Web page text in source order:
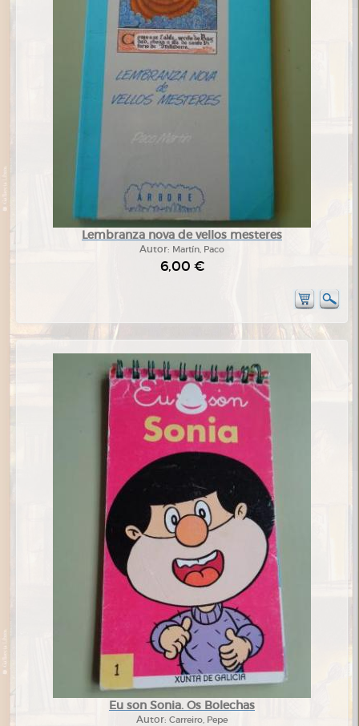
Lembranza nova de vellos mesteres
Autor: Martín, Paco
6,00 €
Eu son Sonia. Os Bolechas
Autor: Carreiro, Pepe